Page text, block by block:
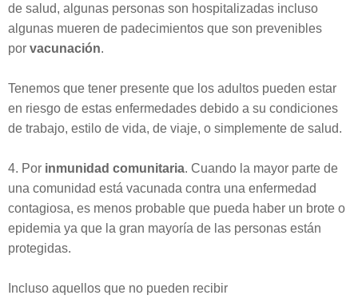
de salud, algunas personas son hospitalizadas incluso
algunas mueren de padecimientos que son prevenibles
por vacunación.
Tenemos que tener presente que los adultos pueden estar
en riesgo de estas enfermedades debido a su condiciones
de trabajo, estilo de vida, de viaje, o simplemente de salud.
4. Por inmunidad comunitaria. Cuando la mayor parte de
una comunidad está vacunada contra una enfermedad
contagiosa, es menos probable que pueda haber un brote o
epidemia ya que la gran mayoría de las personas están
protegidas.
Incluso aquellos que no pueden recibir